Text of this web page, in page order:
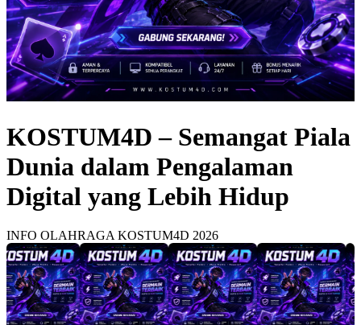
KOSTUM4D – Semangat Piala
Dunia dalam Pengalaman
Digital yang Lebih Hidup
INFO OLAHRAGA KOSTUM4D 2026